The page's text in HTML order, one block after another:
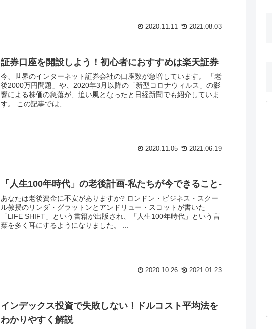
2020.11.11 2021.08.03
証券口座を開設しよう！初心者におすすめは楽天証券
今、世界のインターネット証券会社の口座数が急増しています。 「老
後2000万円問題」や、2020年3月以降の「新型コロナウィルス」の影
響による株価の急落が、追い風となったと日経新聞でも紹介していま
2020.11.05 2021.06.19
「人生100年時代」の老後計画-私たちが今できること-
あなたは老後資金に不安がありますか? ロンドン・ビジネス・スクー
ル教授のリンダ・グラットンとアンドリュー・スコットが書いた
「LIFE SHIFT」という書籍が出版され、「人生100年時代」という言
葉を多く耳にするようになりました。 ...
2020.10.26 2021.01.23
インデックス投資で失敗しない！ドルコスト平均法を
わかりやすく解説